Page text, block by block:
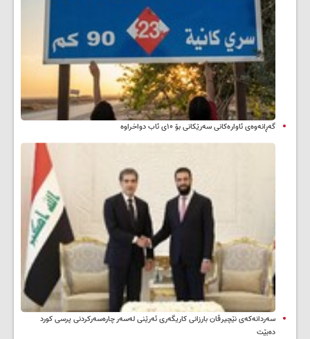
گەڕانەوەی ئاوارەکانی سەرێکانی بۆ ۱۰ی ئاب دواخراوە
سه‌ردانه‌کەی نێچیرڤان بارزانی كاریگه‌ری ئه‌رێنی له‌سه‌ر چاره‌سه‌ركردنی پرسی كورد
ده‌بێت